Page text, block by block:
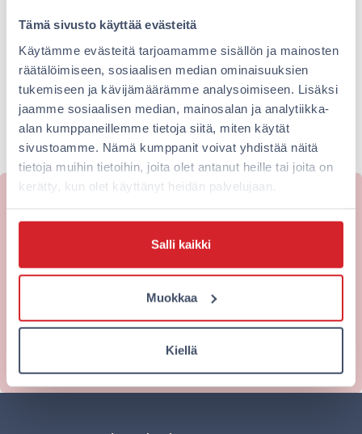
Tämä sivusto käyttää evästeitä
Käytämme evästeitä tarjoamamme sisällön ja mainosten
räätälöimiseen, sosiaalisen median ominaisuuksien
tukemiseen ja kävijämäärämme analysoimiseen. Lisäksi
jaamme sosiaalisen median, mainosalan ja analytiikka-
alan kumppaneillemme tietoja siitä, miten käytät
sivustoamme. Nämä kumppanit voivat yhdistää näitä
tietoja muihin tietoihin, joita olet antanut heille tai joita on
kerätty, kun olet käyttänyt heidän palvelujaan.
Salli kaikki
Muokkaa
Kiellä
asiakaspalvelijat ovat turvallisuusalan
ammattilaisia? Kysyimme Omena-hotellien
asiakaspalveluvastaavalta, Lotalta, millaista on
olla Ompulla töissä. Positiivinen palaute
lämmittää…
Lue lisää
Haluatko majoittua edullisesti
kaupungin keskustassa?
Omena-hotellien kotisivuilta varaat aina edullisimpaan
hintaan. Varaa nyt!
Varaa nyt